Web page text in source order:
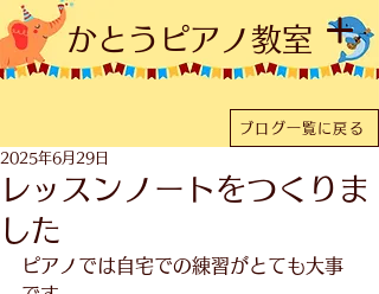
かとうピアノ教室
ブログ一覧に戻る
レッスンノートをつくりま
した
2025年6月29日
ピアノでは自宅での練習がとても大事